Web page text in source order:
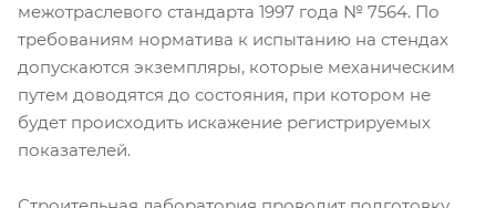
межотраслевого стандарта 1997 года № 7564. По
требованиям норматива к испытанию на стендах
допускаются экземпляры, которые механическим
путем доводятся до состояния, при котором не
будет происходить искажение регистрируемых
показателей.